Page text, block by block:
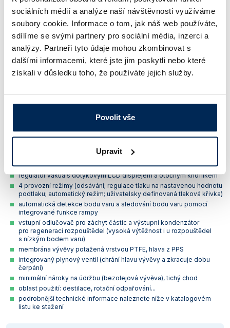
sociálních médií a analýze naší návštěvnosti využíváme
soubory cookie. Informace o tom, jak náš web používáte,
sdílíme se svými partnery pro sociální média, inzerci a
analýzy. Partneři tyto údaje mohou zkombinovat s
dalšími informacemi, které jste jim poskytli nebo které
získali v důsledku toho, že používáte jejich služby.
Povolit vše
Upravit
SC 920 G je kompaktní přenosná vakuová stanice s vývěvou,
odlučovačem, kondenzátorem a automatickým regulátorem vakua. Díky
své flexibilitě najde uplatnění ve všech typech laboratoří.
Základní charakteristika vakuového systému SC 920 G:
regulátor vakua s dotykovým LCD displejem a otočným knoflíkem
4 provozní režimy (odsávání; regulace tlaku na nastavenou hodnotu
podtlaku; automatický režim; uživatelsky definovaná tlaková křivka)
automatická detekce bodu varu a sledování bodu varu pomocí
integrované funkce rampy
vstupní odlučovač pro záchyt částic a výstupní kondenzátor
pro regeneraci rozpouštědel (vysoká výtěžnost i u rozpouštědel
s nízkým bodem varu)
membrána vývěvy potažená vrstvou PTFE, hlava z PPS
integrovaný plynový ventil (chrání hlavu vývěvy a zkracuje dobu
čerpání)
minimální nároky na údržbu (bezolejová vývěva), tichý chod
oblast použití: destilace, rotační odpařování...
podrobnější technické informace naleznete níže v katalogovém
listu ke stažení